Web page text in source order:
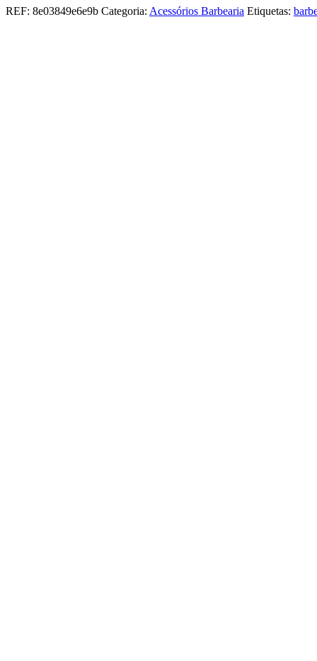
REF: 8e03849e6e9b Categoria: Acessórios Barbearia Etiquetas: